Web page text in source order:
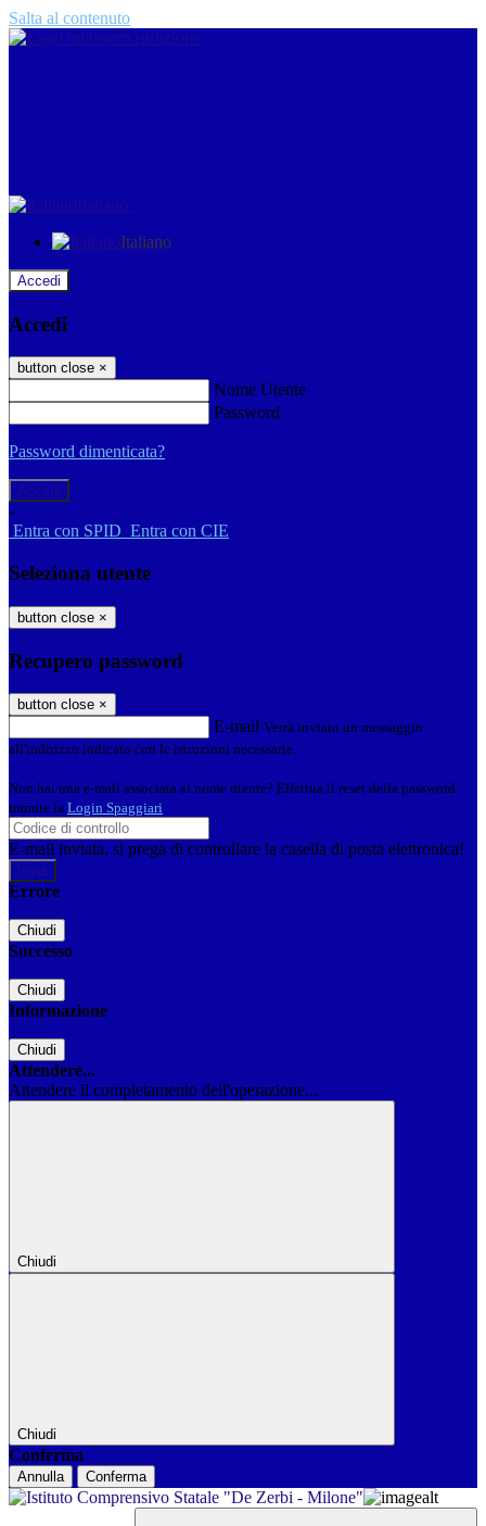
Salta al contenuto
Italiano
Italiano
Accedi
Accedi
button close ×
Nome Utente
Password
Password dimenticata?
-
Entra con SPID Entra con CIE
Seleziona utente
button close ×
Recupero password
button close ×
E-mail Verrà inviato un messaggio
all'indirizzo indicato con le istruzioni necessarie.
Non hai una e-mail associata al nome utente? Effettua il reset della password
tramite la Login Spaggiari
E-mail inviata, si prega di controllare la casella di posta elettronica!
Errore
Chiudi
Successo
Chiudi
Informazione
Chiudi
Attendere...
Attendere il completamento dell'operazione...
Chiudi
Chiudi
Conferma
Annulla Conferma